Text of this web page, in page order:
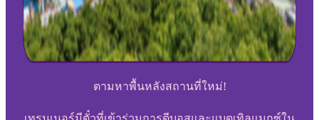
ตามหาพื้นหลังสถานที่ใหม่!